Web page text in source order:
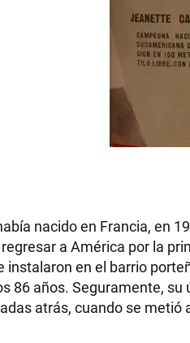
nacido en Francia, en
a América por la
instalaron en el barrio
86 años. Seguramente,
atrás, cuando se metió